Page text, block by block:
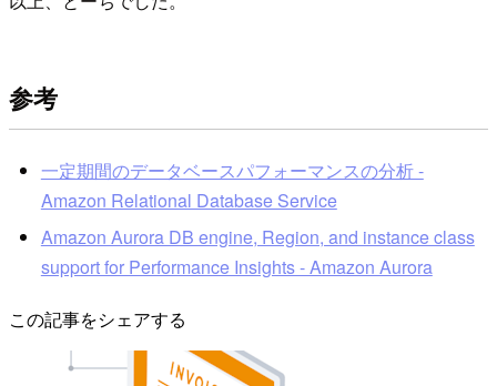
参考
一定期間のデータベースパフォーマンスの分析 -
Amazon Relational Database Service
Amazon Aurora DB engine, Region, and instance class
support for Performance Insights - Amazon Aurora
この記事をシェアする